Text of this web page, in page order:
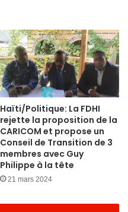
Haïti/Politique: La FDHI
rejette la proposition de la
CARICOM et propose un
Conseil de Transition de 3
membres avec Guy
Philippe à la tête
21 mars 2024